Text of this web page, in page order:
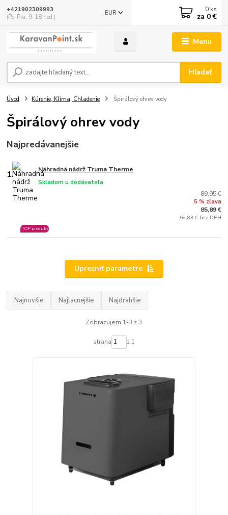
Menu
EUR
Hľadať
+421902309993
(Po-Pia, 9-18 hod.)
0 ks
za 0 €
Úvod Kúrenie, Klíma, Chladenie Špirálový ohrev vody
Špirálový ohrev vody
Najpredávanejšie
1. Náhradná nádrž Truma Therme
Skladom u dodávateľa
TOP produkt
89,95 €
5 % zľava
85,89 €
69,83 € bez DPH
Upresniť parametre
Najnovšie Najlacnejšie Najdrahšie
Zobrazujem 1-3 z 3
strana z 1